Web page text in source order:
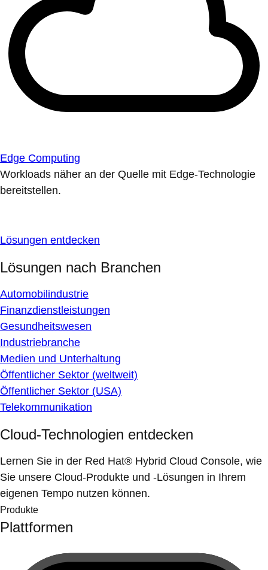
Edge Computing
Workloads näher an der Quelle mit Edge-Technologie
bereitstellen.
Lösungen entdecken
Lösungen nach Branchen
Automobilindustrie
Finanzdienstleistungen
Gesundheitswesen
Industriebranche
Medien und Unterhaltung
Öffentlicher Sektor (weltweit)
Öffentlicher Sektor (USA)
Telekommunikation
Cloud-Technologien entdecken
Lernen Sie in der Red Hat® Hybrid Cloud Console, wie
Sie unsere Cloud-Produkte und -Lösungen in Ihrem
eigenen Tempo nutzen können.
Produkte
Plattformen